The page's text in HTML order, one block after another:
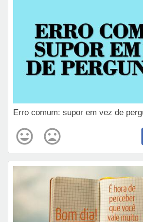
Erro comum: supor em vez de